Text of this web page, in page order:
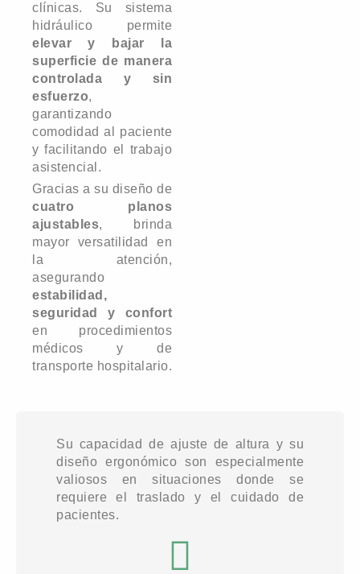
clínicas. Su sistema
hidráulico permite
elevar y bajar la
superficie de manera
controlada y sin
esfuerzo,
garantizando
comodidad al paciente
y facilitando el trabajo
asistencial.
Gracias a su diseño de
cuatro planos
ajustables, brinda
mayor versatilidad en
la atención,
asegurando
estabilidad,
seguridad y confort
en procedimientos
médicos y de
transporte hospitalario.
Su capacidad de ajuste de altura y su
diseño ergonómico son especialmente
valiosos en situaciones donde se
requiere el traslado y el cuidado de
pacientes.